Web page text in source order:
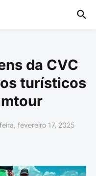
da CVC
turísticos
fevereiro 17, 2025